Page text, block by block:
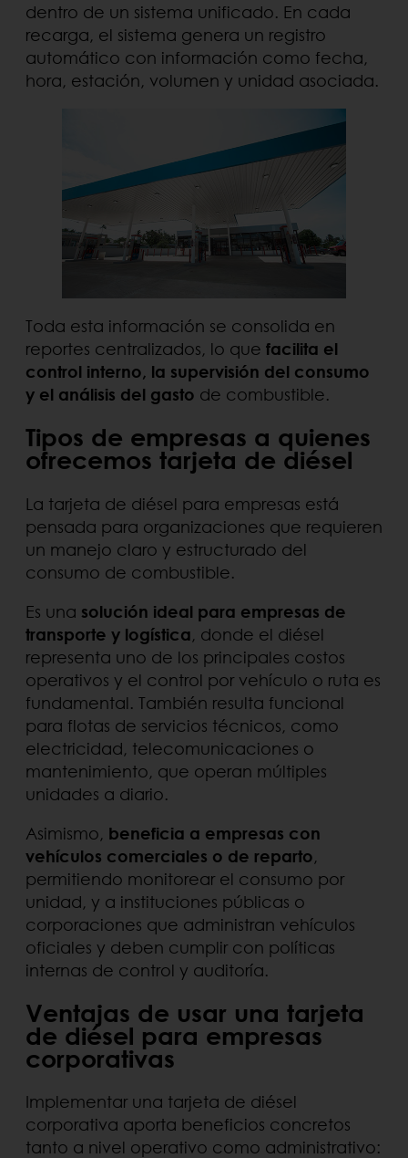
dentro de un sistema unificado. En cada
recarga, el sistema genera un registro
automático con información como fecha,
hora, estación, volumen y unidad asociada.
Toda esta información se consolida en
reportes centralizados, lo que facilita el
control interno, la supervisión del consumo
y el análisis del gasto de combustible.
Tipos de empresas a quienes
ofrecemos tarjeta de diésel
La tarjeta de diésel para empresas está
pensada para organizaciones que requieren
un manejo claro y estructurado del
consumo de combustible.
Es una solución ideal para empresas de
transporte y logística, donde el diésel
representa uno de los principales costos
operativos y el control por vehículo o ruta es
fundamental. También resulta funcional
para flotas de servicios técnicos, como
electricidad, telecomunicaciones o
mantenimiento, que operan múltiples
unidades a diario.
Asimismo, beneficia a empresas con
vehículos comerciales o de reparto,
permitiendo monitorear el consumo por
unidad, y a instituciones públicas o
corporaciones que administran vehículos
oficiales y deben cumplir con políticas
internas de control y auditoría.
Ventajas de usar una tarjeta
de diésel para empresas
corporativas
Implementar una tarjeta de diésel
corporativa aporta beneficios concretos
tanto a nivel operativo como administrativo: